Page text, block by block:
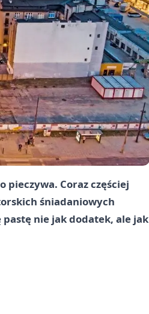
pieczywa. Coraz częściej
śniadaniowych
nie jak dodatek, ale jak